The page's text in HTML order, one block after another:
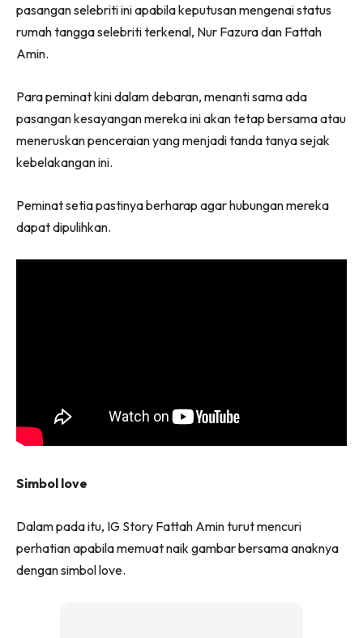
pasangan selebriti ini apabila keputusan mengenai status
rumah tangga selebriti terkenal, Nur Fazura dan Fattah
Amin.
Para peminat kini dalam debaran, menanti sama ada
pasangan kesayangan mereka ini akan tetap bersama atau
meneruskan penceraian yang menjadi tanda tanya sejak
kebelakangan ini.
Peminat setia pastinya berharap agar hubungan mereka
dapat dipulihkan.
Simbol love
Dalam pada itu, IG Story Fattah Amin turut mencuri
perhatian apabila memuat naik gambar bersama anaknya
dengan simbol love.